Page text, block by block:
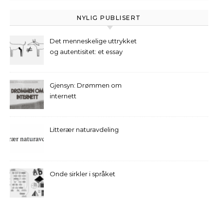
NYLIG PUBLISERT
Det menneskelige uttrykket
og autentisitet: et essay
Gjensyn: Drømmen om
internett
Litterær naturavdeling
Onde sirkler i språket